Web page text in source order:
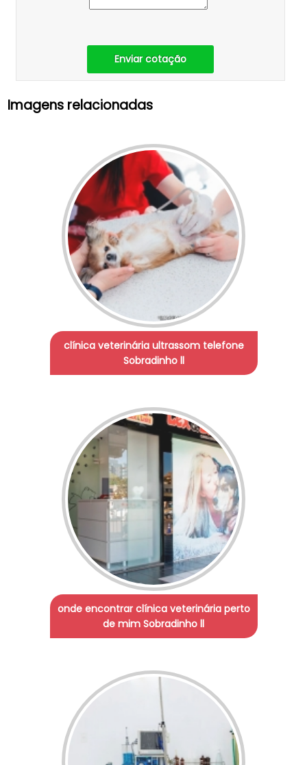
Enviar cotação
Imagens relacionadas
clínica veterinária ultrassom telefone
Sobradinho ll
onde encontrar clínica veterinária perto
de mim Sobradinho ll